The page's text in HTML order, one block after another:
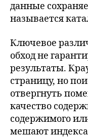
данные
называется
Ключевое
обход не
результаты.
страницу, но
отвергнуть
качество
содержимого
мешают